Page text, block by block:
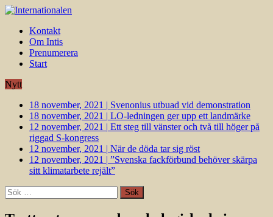
Kontakt
Om Intis
Prenumerera
Start
Nytt
18 november, 2021 | Svenonius utbuad vid demonstration
18 november, 2021 | LO-ledningen ger upp ett landmärke
12 november, 2021 | Ett steg till vänster och två till höger på
riggad S-kongress
12 november, 2021 | När de döda tar sig röst
12 november, 2021 | ”Svenska fackförbund behöver skärpa
sitt klimatarbete rejält”
Sök
efter: